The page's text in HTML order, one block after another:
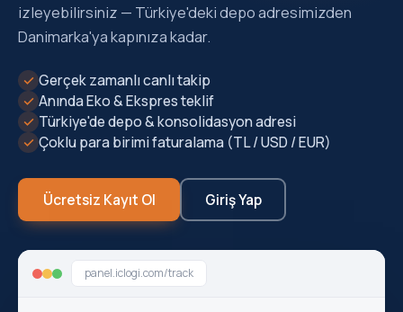
izleyebilirsiniz — Türkiye'deki depo adresimizden
Danimarka'ya kapınıza kadar.
✓ Gerçek zamanlı canlı takip
✓ Anında Eko & Ekspres teklif
✓ Türkiye'de depo & konsolidasyon adresi
✓ Çoklu para birimi faturalama (TL / USD / EUR)
Ücretsiz Kayıt Ol Giriş Yap
panel.iclogi.com/track